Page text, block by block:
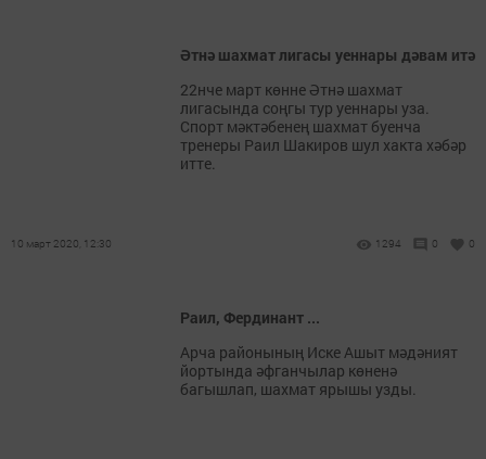
Әтнә шахмат лигасы уеннары дәвам итә
22нче март көнне Әтнә шахмат
лигасында соңгы тур уеннары уза.
Спорт мәктәбенең шахмат буенча
тренеры Раил Шакиров шул хакта хәбәр
итте.
10 март 2020, 12:30 1294 0 0
Раил, Фердинант ...
Арча районының Иске Ашыт мәдәният
йортында әфганчылар көненә
багышлап, шахмат ярышы узды.